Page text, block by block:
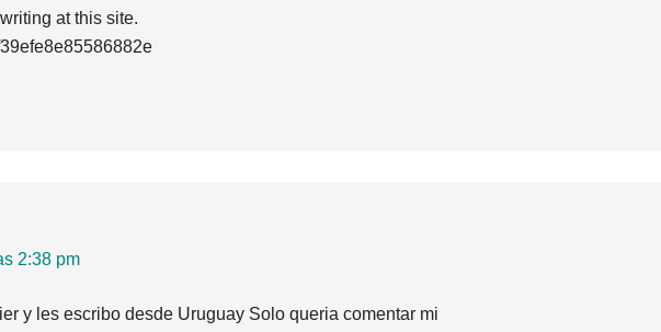
at this site.
2:38 pm
y les escribo desde Uruguay Solo queria comentar mi